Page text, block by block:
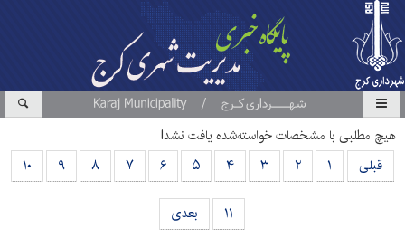
هیچ مطلبی با مشخصات خواسته‌شده یافت نشد!
قبلی
۱ ۲ ۳ ۴ ۵ ۶ ۷ ۸ ۹ ۱۰
۱۱ بعدی